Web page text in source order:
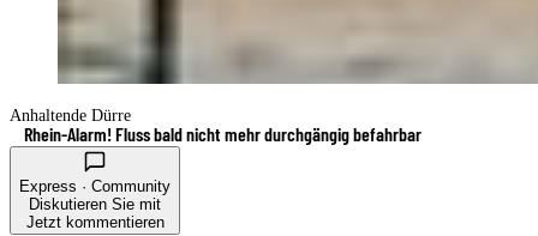
Anhaltende Dürre
Rhein-Alarm! Fluss bald nicht mehr durchgängig befahrbar
Express · Community
Diskutieren Sie mit
Jetzt kommentieren